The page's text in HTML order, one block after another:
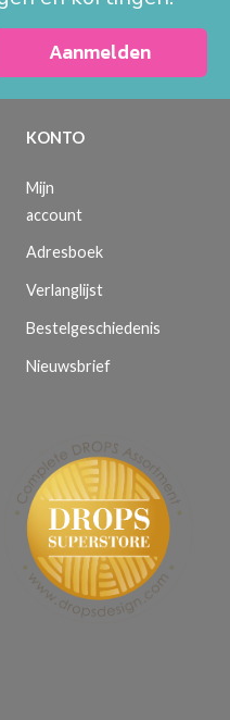
Aanmelden
KONTO
Mijn
account
Adresboek
Verlanglijst
Bestelgeschiedenis
Nieuwsbrief